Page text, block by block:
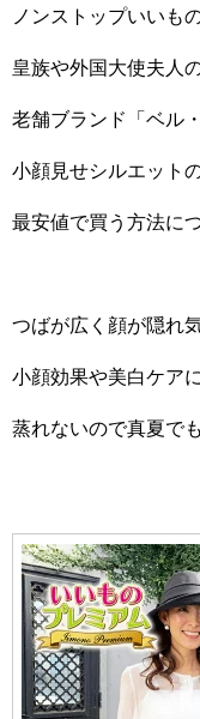
ノンストップいいも
皇族や外国大使夫人
老舗ブランド「ベル
小顔見せシルエット
最安値で買う方法に
つばが広く顔が隠れ
小顔効果や美白ケア
蒸れないので真夏で